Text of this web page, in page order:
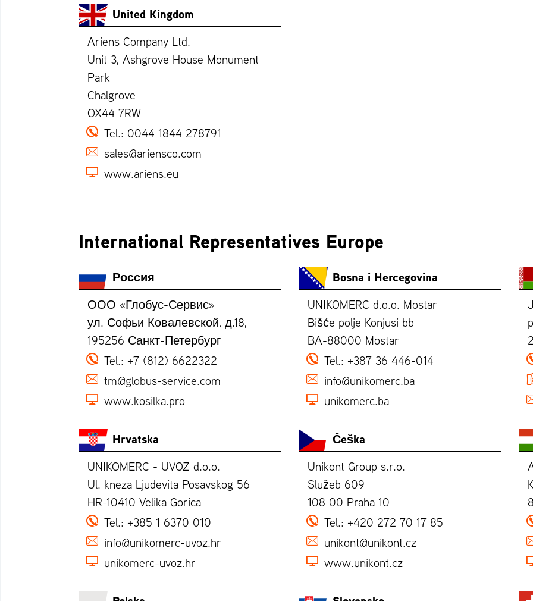
United Kingdom
Ariens Company Ltd.
Unit 3, Ashgrove House Monument
Park
Chalgrove
OX44 7RW
Tel.: 0044 1844 278791
sales@ariensco.com
www.ariens.eu
International Representatives Europe
Россия
ООО «Глобус-Сервис»
ул. Софьи Ковалевской, д.18,
195256 Санкт-Петербург
Tel.: +7 (812) 6622322
tm@globus-service.com
www.kosilka.pro
Bosna i Hercegovina
UNIKOMERC d.o.o. Mostar
Bišće polje Konjusi bb
BA-88000 Mostar
Tel.: +387 36 446-014
info@unikomerc.ba
unikomerc.ba
Hrvatska
UNIKOMERC - UVOZ d.o.o.
Ul. kneza Ljudevita Posavskog 56
HR-10410 Velika Gorica
Tel.: +385 1 6370 010
info@unikomerc-uvoz.hr
unikomerc-uvoz.hr
Češka
Unikont Group s.r.o.
Služeb 609
108 00 Praha 10
Tel.: +420 272 70 17 85
unikont@unikont.cz
www.unikont.cz